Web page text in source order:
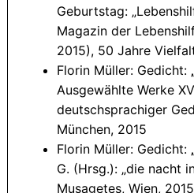
Geburtstag:
Magazin der
2015), 50 Jahre
Florin Müller: Gedicht:
Ausgewählte Werke
deutschsprachiger
München, 2015
Florin Müller: Gedicht:
G. (Hrsg.): „die nacht
Musagetes, Wien,